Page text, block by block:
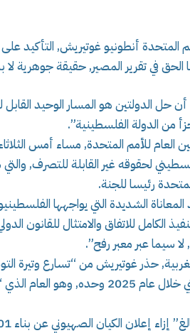
المتحدة أنطونيو غوتيريش, التأكيد
في تقرير المصير, حقيقة جوهرية لا
حل الدولتين هو المسار الوحيد
من الدولة الفلسطينية”.
العام للأمم المتحدة, مساء أمس
لحقوقه غير القابلة للتصرف,
رئيسا للجنة.
الشديدة التي يواجهها
الكامل للاتفاق والامتثال للقانون
سيما عبر معبر رفح”.
حذر غوتيريش من “تسارع وتيرة
من 37000 فلسطيني خلال عام